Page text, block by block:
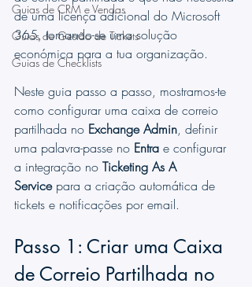
Guias de CRM e Vendas
Guias de Gestão de Tickets
Guias de Checklists
de uma licença adicional do Microsoft
365, tornando-se uma solução
económica para a tua organização.
Neste guia passo a passo, mostramos-te
como configurar uma caixa de correio
partilhada no Exchange Admin, definir
uma palavra-passe no Entra e configurar
a integração no Ticketing As A
Service para a criação automática de
tickets e notificações por email.
Passo 1: Criar uma Caixa
de Correio Partilhada no